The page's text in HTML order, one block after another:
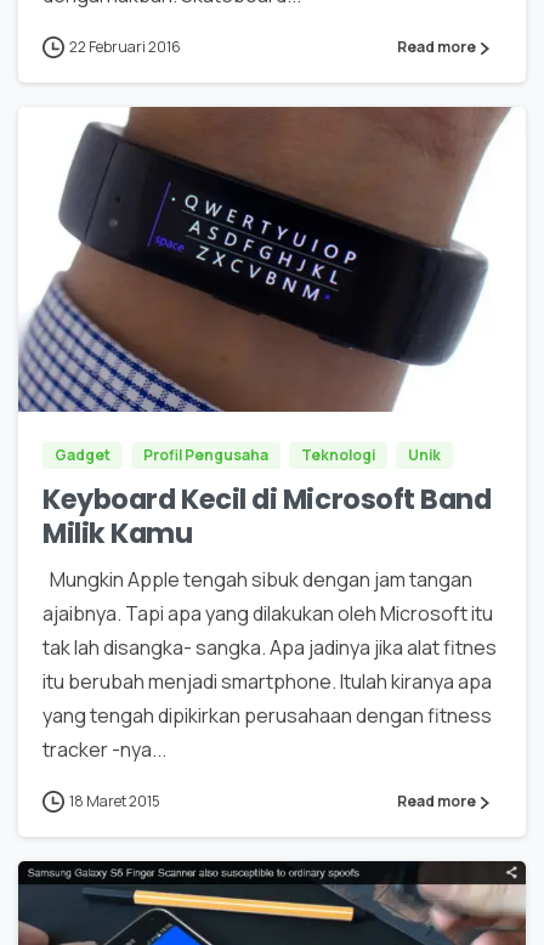
22 Februari 2016 Read more
Gadget Profil Pengusaha Teknologi Unik
Keyboard Kecil di Microsoft Band
Milik Kamu
Mungkin Apple tengah sibuk dengan jam tangan
ajaibnya. Tapi apa yang dilakukan oleh Microsoft itu
tak lah disangka- sangka. Apa jadinya jika alat fitnes
itu berubah menjadi smartphone. Itulah kiranya apa
yang tengah dipikirkan perusahaan dengan fitness
tracker -nya...
18 Maret 2015 Read more